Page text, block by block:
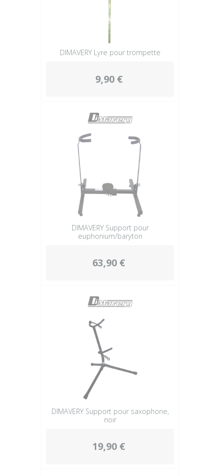
DIMAVERY Lyre pour trompette
9,90 €
DIMAVERY Support pour
euphonium/baryton
63,90 €
DIMAVERY Support pour saxophone,
noir
19,90 €